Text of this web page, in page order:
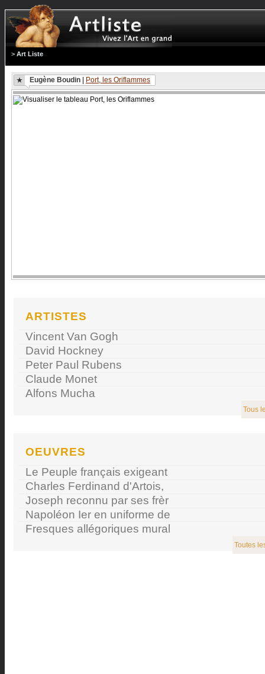
> Art Liste
Eugène Boudin Port, les Oriflammes
ARTISTES
Vincent Van Gogh
David Hockney
Peter Paul Rubens
Claude Monet
Alfons Mucha
Tous
OEUVRES
Le Peuple français exigeant
Charles Ferdinand d'Artois,
Joseph reconnu par ses frèr
Napoléon Ier en uniforme de
Fresques allégoriques mural
Toutes